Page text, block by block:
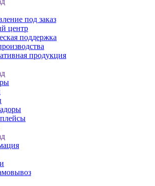
под заказ
центр
поддержка
продукция